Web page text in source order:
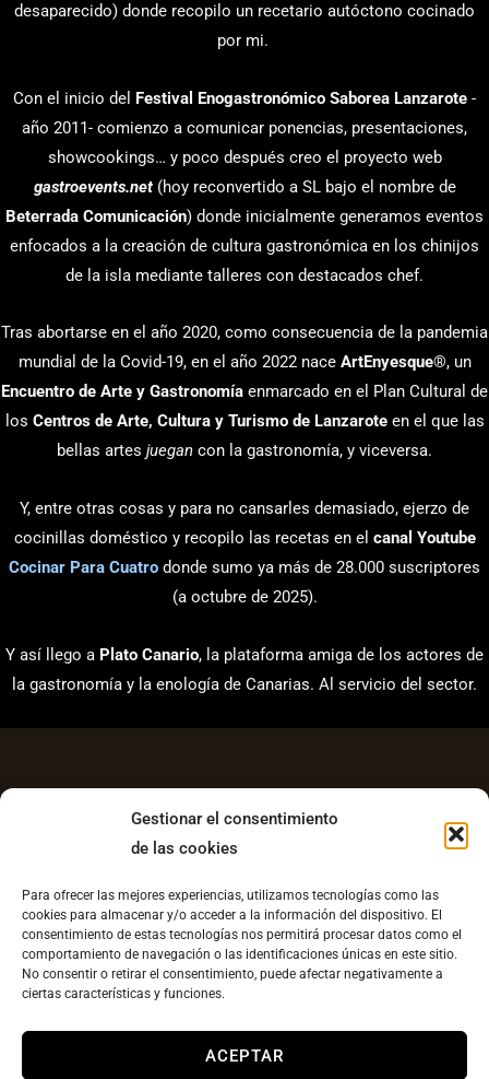
Gestionar el consentimiento
de las cookies
Para ofrecer las mejores experiencias, utilizamos tecnologías como las
cookies para almacenar y/o acceder a la información del dispositivo. El
consentimiento de estas tecnologías nos permitirá procesar datos como el
comportamiento de navegación o las identificaciones únicas en este sitio.
No consentir o retirar el consentimiento, puede afectar negativamente a
ciertas características y funciones.
ACEPTAR
desaparecido) donde recopilo un recetario autóctono cocinado
por mi.
Con el inicio del Festival Enogastronómico Saborea Lanzarote -
año 2011- comienzo a comunicar ponencias, presentaciones,
showcookings… y poco después creo el proyecto web
gastroevents.net(hoy reconvertido a SL bajo el nombre de
Beterrada Comunicación) donde inicialmente generamos eventos
enfocados a la creación de cultura gastronómica en los chinijos
de la isla mediante talleres con destacados chef.
Tras abortarse en el año 2020, como consecuencia de la pandemia
mundial de la Covid-19, en el año 2022 nace ArtEnyesque®, un
Encuentro de Arte y Gastronomía enmarcado en el Plan Cultural de
los Centros de Arte, Cultura y Turismo de Lanzaroteen el que las
bellas artes juegan con la gastronomía, y viceversa.
Y, entre otras cosas y para no cansarles demasiado, ejerzo de
cocinillas doméstico y recopilo las recetas en el canal Youtube
Cocinar Para Cuatro donde sumo ya más de 28.000 suscriptores
(a octubre de 2025).
Y así llego a Plato Canario, la plataforma amiga de los actores de
la gastronomía y la enología de Canarias. Al servicio del sector.
Política de Privacidad
Contacto
Política de cookies UE
Copyright © 2026 Plato Canario |Diseño web
llesestudiocreatvo.com